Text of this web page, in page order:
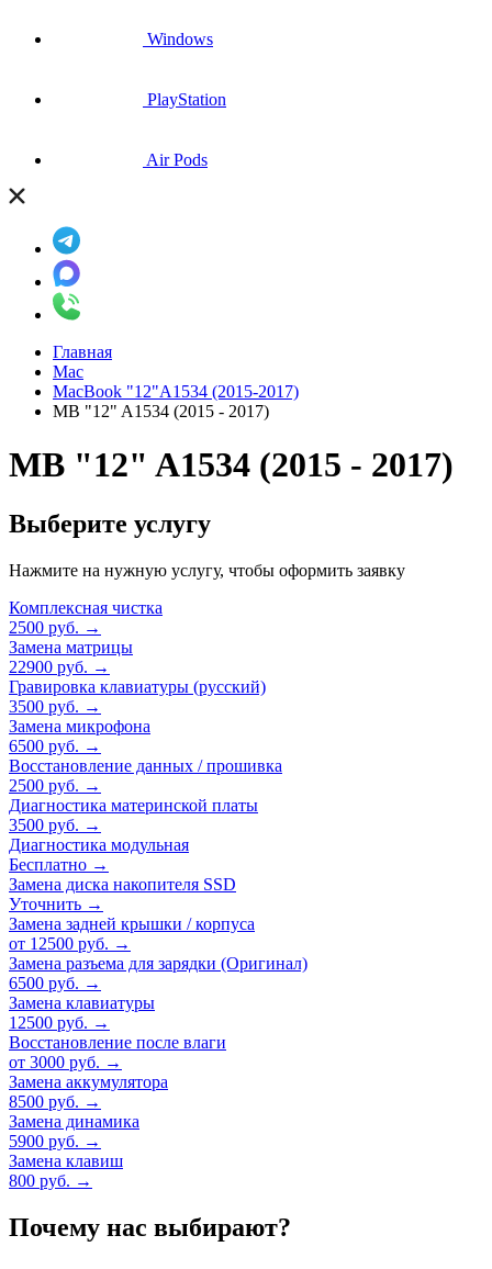
Windows
PlayStation
Air Pods
Главная
Mac
MacBook "12"A1534 (2015-2017)
MB "12" A1534 (2015 - 2017)
MB "12" A1534 (2015 - 2017)
Выберите услугу
Нажмите на нужную услугу, чтобы оформить заявку
Комплексная чистка
2500 руб. →
Замена матрицы
22900 руб. →
Гравировка клавиатуры (русский)
3500 руб. →
Замена микрофона
6500 руб. →
Восстановление данных / прошивка
2500 руб. →
Диагностика материнской платы
3500 руб. →
Диагностика модульная
Бесплатно →
Замена диска накопителя SSD
Уточнить →
Замена задней крышки / корпуса
от 12500 руб. →
Замена разъема для зарядки (Оригинал)
6500 руб. →
Замена клавиатуры
12500 руб. →
Восстановление после влаги
от 3000 руб. →
Замена аккумулятора
8500 руб. →
Замена динамика
5900 руб. →
Замена клавиш
800 руб. →
Почему нас выбирают?